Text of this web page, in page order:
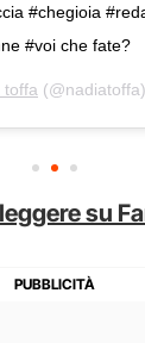
#chegioia
#voi che fate?
toffa
su